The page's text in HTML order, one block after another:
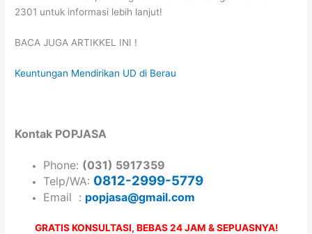
2301 untuk informasi lebih lanjut!
BACA JUGA ARTIKKEL INI !
Keuntungan Mendirikan UD di Berau
Kontak POPJASA
Phone: (031) 5917359
Telp/WA: 0812-2999-5779
Email : popjasa@gmail.com
GRATIS KONSULTASI, BEBAS 24 JAM & SEPUASNYA!